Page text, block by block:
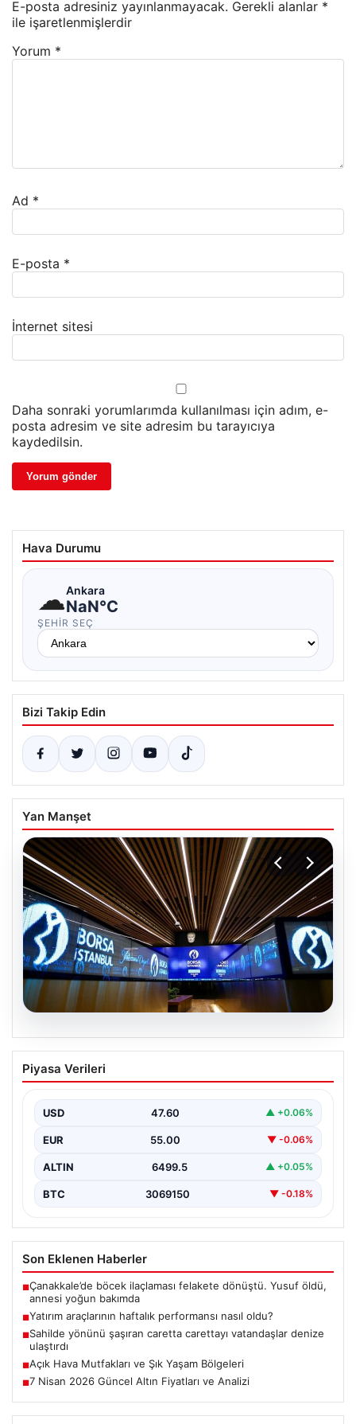
E-posta adresiniz yayınlanmayacak. Gerekli alanlar *
ile işaretlenmişlerdir
Yorum *
Ad *
E-posta *
İnternet sitesi
Daha sonraki yorumlarımda kullanılması için adım, e-
posta adresim ve site adresim bu tarayıcıya
kaydedilsin.
Hava Durumu
☁Ankara
NaN°C
ŞEHIR SEÇ
Bizi Takip Edin
Yan Manşet
Yatırım araçlarının haftalık performansı
nasıl oldu?
Piyasa Verileri
USD 47.60 ▲ +0.06%
EUR 55.00 ▼ -0.06%
ALTIN 6499.5 ▲ +0.05%
BTC 3069150 ▼ -0.18%
Son Eklenen Haberler
■Çanakkale’de böcek ilaçlaması felakete dönüştü. Yusuf öldü,
annesi yoğun bakımda
■Yatırım araçlarının haftalık performansı nasıl oldu?
■Sahilde yönünü şaşıran caretta carettayı vatandaşlar denize
ulaştırdı
■Açık Hava Mutfakları ve Şık Yaşam Bölgeleri
■7 Nisan 2026 Güncel Altın Fiyatları ve Analizi